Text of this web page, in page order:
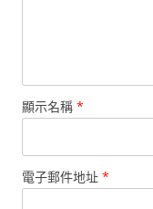
顯示名稱 *
電子郵件地址 *